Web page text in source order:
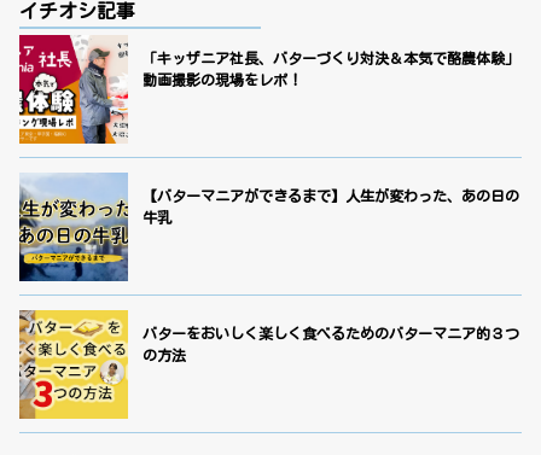
イチオシ記事
「キッザニア社長、バターづくり対決＆本気で酪農体験」
動画撮影の現場をレポ！
【バターマニアができるまで】人生が変わった、あの日の
牛乳
バターをおいしく楽しく食べるためのバターマニア的３つ
の方法